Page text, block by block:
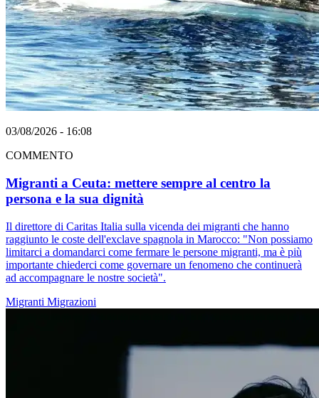
03/08/2026 - 16:08
COMMENTO
Migranti a Ceuta: mettere sempre al centro la
persona e la sua dignità
Il direttore di Caritas Italia sulla vicenda dei migranti che hanno
raggiunto le coste dell'exclave spagnola in Marocco: "Non possiamo
limitarci a domandarci come fermare le persone migranti, ma è più
importante chiederci come governare un fenomeno che continuerà
ad accompagnare le nostre società".
Migranti Migrazioni